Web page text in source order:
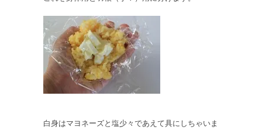
白身はマヨネーズと塩少々であえて具にしちゃいま